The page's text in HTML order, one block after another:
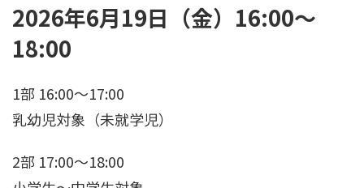
2026年6月19日（金）16:00〜
18:00
1部 16:00〜17:00
乳幼児対象（未就学児）
2部 17:00〜18:00